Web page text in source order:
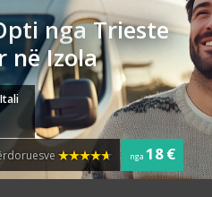
nga Trieste
në Izola
nga 18 €